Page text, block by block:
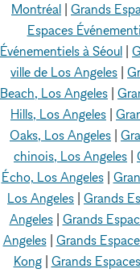
Montréal Grands
Espaces
Événementiels à Séoul
ville de Los Angeles
Beach, Los Angeles
Hills, Los Angeles
Oaks, Los Angeles
chinois, Los Angeles
Écho, Los Angeles|
Los Angeles Grands
Angeles| Grands
Angeles| Grands
Kong| Grands